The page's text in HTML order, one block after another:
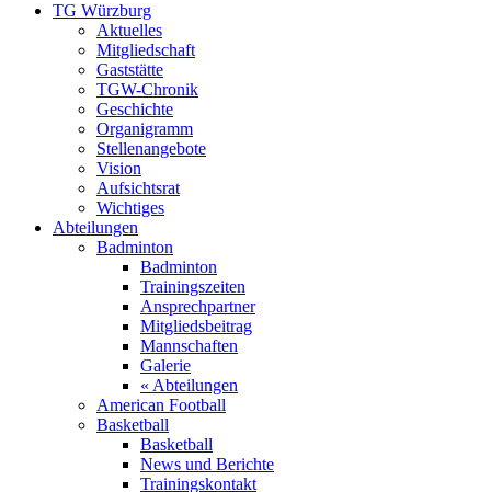
TG Würzburg
Aktuelles
Mitgliedschaft
Gaststätte
TGW-Chronik
Geschichte
Organigramm
Stellenangebote
Vision
Aufsichtsrat
Wichtiges
Abteilungen
Badminton
Badminton
Trainingszeiten
Ansprechpartner
Mitgliedsbeitrag
Mannschaften
Galerie
« Abteilungen
American Football
Basketball
Basketball
News und Berichte
Trainingskontakt